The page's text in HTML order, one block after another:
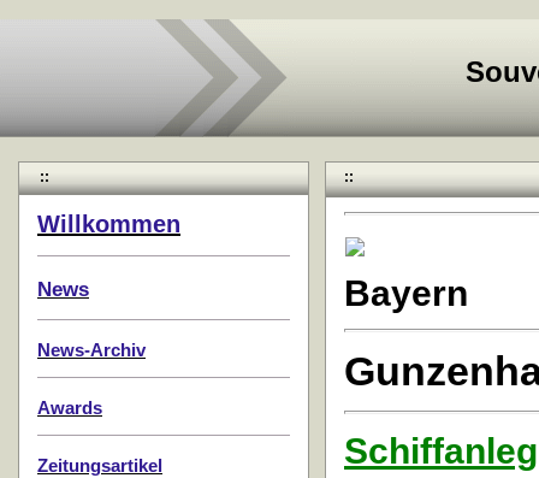
::
Willkommen
News
News-Archiv
Awards
Zeitungsartikel
::
Bayern